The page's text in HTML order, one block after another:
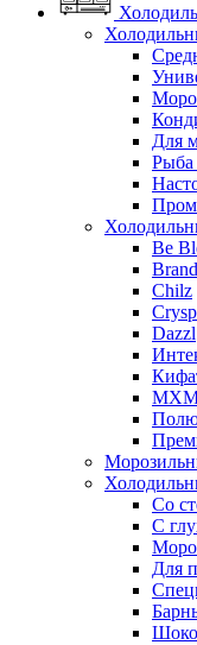
Для
Рыба
Be
Chilz
Dazzl
Со
С
Для